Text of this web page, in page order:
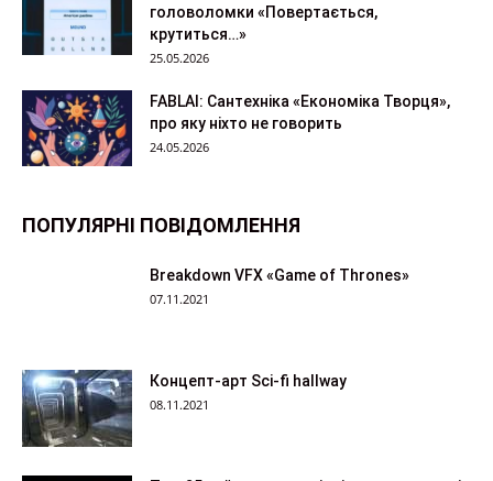
головоломки «Повертається,
крутиться…»
25.05.2026
FABLAI: Сантехніка «Економіка Творця»,
про яку ніхто не говорить
24.05.2026
ПОПУЛЯРНІ ПОВІДОМЛЕННЯ
Breakdown VFX «Game of Thrones»
07.11.2021
Концепт-арт Sci-fi hallway
08.11.2021